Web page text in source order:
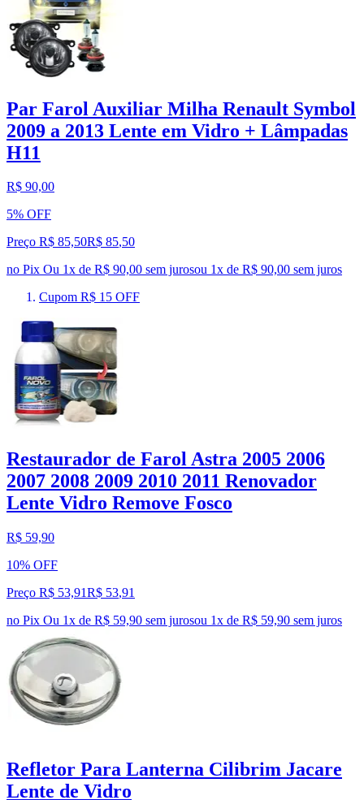
Par Farol Auxiliar Milha Renault Symbol
2009 a 2013 Lente em Vidro + Lâmpadas
H11
R$ 90,00
5% OFF
Preço R$ 85,50R$ 85,50
no Pix Ou 1x de R$ 90,00 sem jurosou 1x de R$ 90,00 sem juros
Cupom R$ 15 OFF
Restaurador de Farol Astra 2005 2006
2007 2008 2009 2010 2011 Renovador
Lente Vidro Remove Fosco
R$ 59,90
10% OFF
Preço R$ 53,91R$ 53,91
no Pix Ou 1x de R$ 59,90 sem jurosou 1x de R$ 59,90 sem juros
Refletor Para Lanterna Cilibrim Jacare
Lente de Vidro